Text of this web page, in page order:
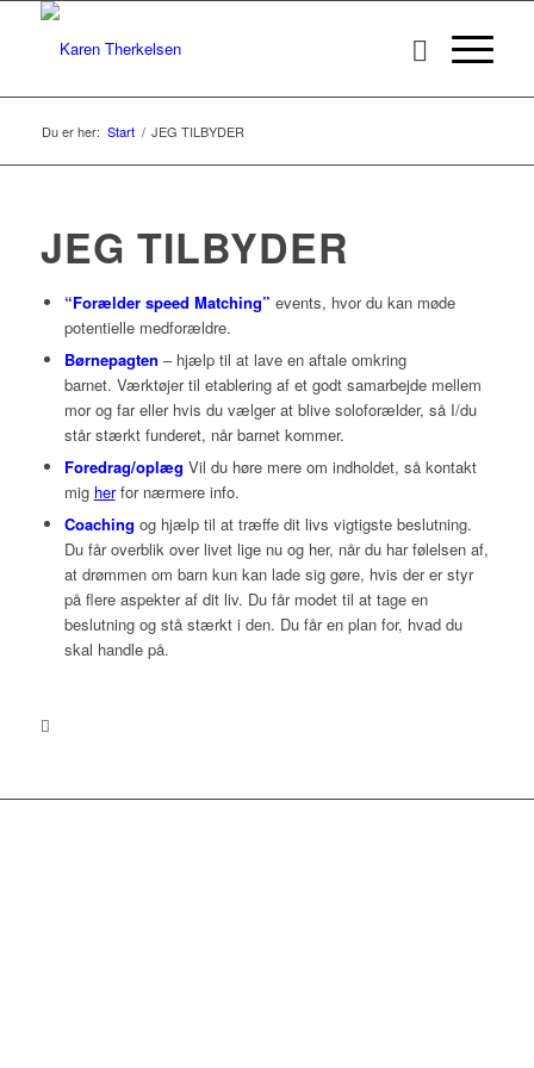
Du er her: Start / JEG TILBYDER
JEG TILBYDER
“Forælder speed Matching” events, hvor du kan møde
potentielle medforældre.
Børnepagten – hjælp til at lave en aftale omkring
barnet. Værktøjer til etablering af et godt samarbejde mellem
mor og far eller hvis du vælger at blive soloforælder, så I/du
står stærkt funderet, når barnet kommer.
Foredrag/oplæg Vil du høre mere om indholdet, så kontakt
mig herfor nærmere info.
Coaching og hjælp til at træffe dit livs vigtigste beslutning.
Du får overblik over livet lige nu og her, når du har følelsen af,
at drømmen om barn kun kan lade sig gøre, hvis der er styr
på flere aspekter af dit liv. Du får modet til at tage en
beslutning og stå stærkt i den. Du får en plan for, hvad du
skal handle på.